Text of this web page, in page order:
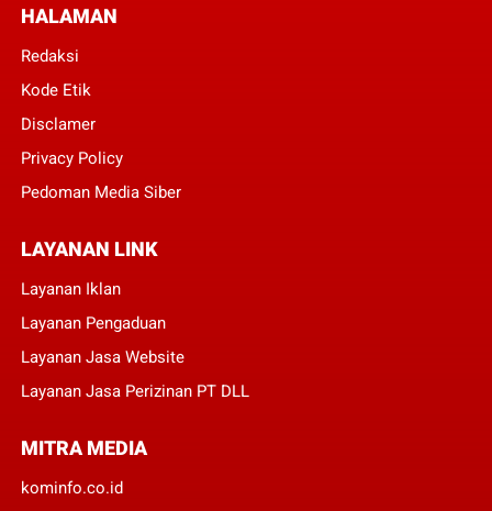
HALAMAN
Redaksi
Kode Etik
Disclamer
Privacy Policy
Pedoman Media Siber
LAYANAN LINK
Layanan Iklan
Layanan Pengaduan
Layanan Jasa Website
Layanan Jasa Perizinan PT DLL
MITRA MEDIA
kominfo.co.id